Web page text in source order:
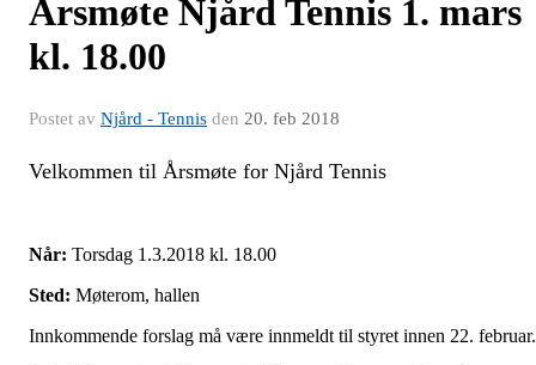
Årsmøte Njård Tennis 1. mars
kl. 18.00
Postet av Njård - Tennis den 20. feb 2018
Velkommen til Årsmøte for Njård Tennis
Når: Torsdag 1.3.2018 kl. 18.00
Sted: Møterom, hallen
Innkommende forslag må være innmeldt til styret innen 22. februar.